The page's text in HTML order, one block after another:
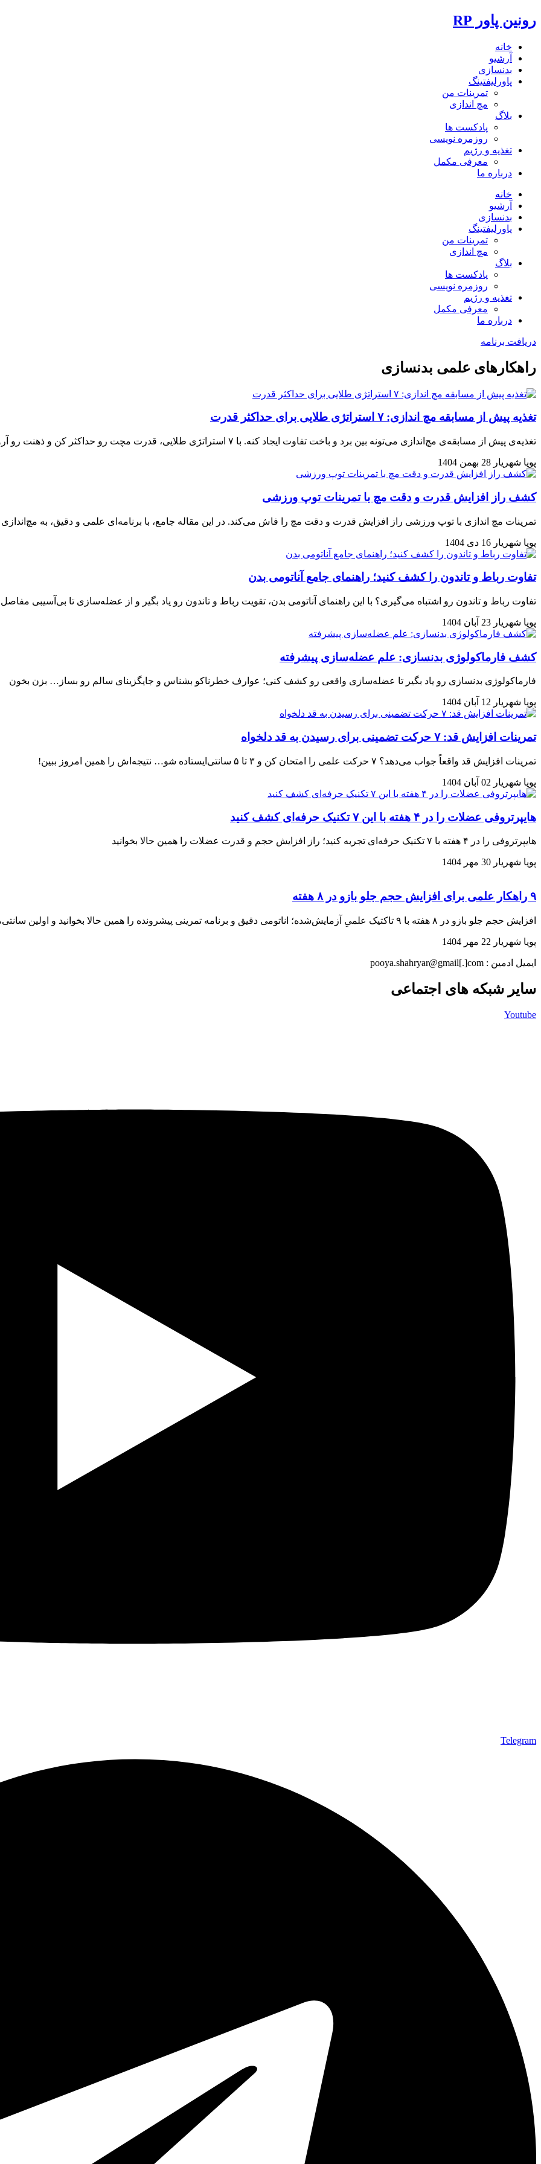
رونین پاور RP
خانه
آرشیو
بدنسازی
پاورلیفتینگ
تمرینات من
مچ اندازی
بلاگ
پادکست ها
روزمره نویسی
تغذیه و رژیم
معرفی مکمل
درباره ما
خانه
آرشیو
بدنسازی
پاورلیفتینگ
تمرینات من
مچ اندازی
بلاگ
پادکست ها
روزمره نویسی
تغذیه و رژیم
معرفی مکمل
درباره ما
دریافت برنامه
راهکارهای علمی بدنسازی
تغذیه پیش از مسابقه مچ اندازی: ۷ استراتژی طلایی برای حداکثر قدرت
تغذیه‌ی پیش از مسابقه‌ی مچ‌اندازی می‌تونه بین برد و باخت تفاوت ایجاد کنه. با ۷ استراتژی طلایی، قدرت مچت رو حداکثر کن و ذهنت رو آروم نگه‌دار.
پویا شهریار 28 بهمن 1404
کشف راز افزایش قدرت و دقت مچ با تمرینات توپ ورزشی
تمرینات مچ اندازی با توپ ورزشی راز افزایش قدرت و دقت مچ را فاش می‌کند. در این مقاله جامع، با برنامه‌ای علمی و دقیق، به
پویا شهریار 16 دی 1404
تفاوت رباط و تاندون را کشف کنید؛ راهنمای جامع آناتومی بدن
تفاوت رباط و تاندون رو اشتباه می‌گیری؟ با این راهنمای آناتومی بدن، تقویت رباط و تاندون رو یاد بگیر و از عضله‌سازی تا بی‌آسیبی
پویا شهریار 23 آبان 1404
کشف فارماکولوژی بدنسازی: علم عضله‌سازی پیشرفته
فارماکولوژی بدنسازی رو یاد بگیر تا عضله‌سازی واقعی رو کشف کنی؛ عوارف خطرناکو بشناس و جایگزینای سالم رو بساز… بزن بخون
پویا شهریار 12 آبان 1404
تمرینات افزایش قد: ۷ حرکت تضمینی برای رسیدن به قد دلخواه
تمرینات افزایش قد واقعاً جواب می‌دهد؟ ۷ حرکت علمی را امتحان کن و ۳ تا ۵ سانتی‌ایستاده شو… نتیجه‌اش را همین امروز ببین!
پویا شهریار 02 آبان 1404
هایپرتروفی عضلات را در ۴ هفته با این ۷ تکنیک حرفه‌ای کشف کنید
هایپرتروفی را در ۴ هفته با ۷ تکنیک حرفه‌ای تجربه کنید؛ راز افزایش حجم و قدرت عضلات را همین حالا بخوانید
پویا شهریار 30 مهر 1404
۹ راهکار علمی برای افزایش حجم جلو بازو در ۸ هفته
افزایش حجم جلو بازو در ۸ هفته با ۹ تاکتیک علمیِ آزمایش‌شده؛ اناتومی دقیق و برنامه تمرینی پیشرونده را همین حالا بخوانید و اولین سانتی‌متر را در ۱۰ روز ببینید
پویا شهریار 22 مهر 1404
ایمیل ادمین : pooya.shahryar@gmail[.]com
سایر شبکه های اجتماعی
Youtube
Telegram